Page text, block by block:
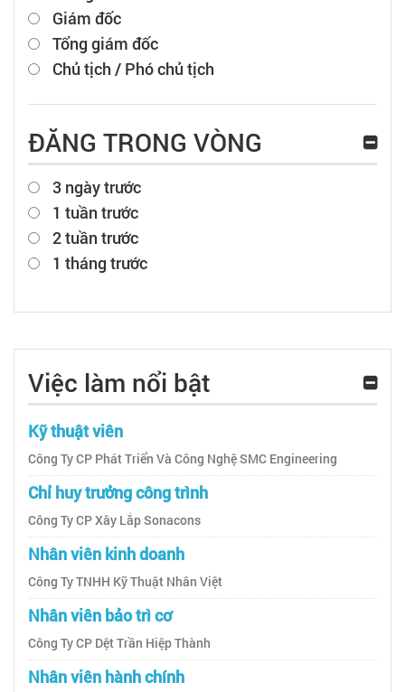
Giám đốc
Tổng giám đốc
Chủ tịch / Phó chủ tịch
ĐĂNG TRONG VÒNG
3 ngày trước
1 tuần trước
2 tuần trước
1 tháng trước
Việc làm nổi bật
Kỹ thuật viên
Công Ty CP Phát Triển Và Công Nghệ SMC Engineering
Chỉ huy trưởng công trình
Công Ty CP Xây Lắp Sonacons
Nhân viên kinh doanh
Công Ty TNHH Kỹ Thuật Nhân Việt
Nhân viên bảo trì cơ
Công Ty CP Dệt Trần Hiệp Thành
Nhân viên hành chính